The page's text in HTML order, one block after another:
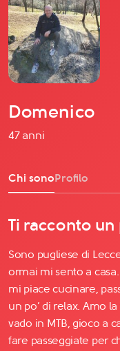
Instagram
TikTok
Domenico
47 anni
Chi sonoProfilo
Ti racconto un
Sono pugliese di
ormai mi sento a
mi piace cucinare,
un po’ di relax. Amo
vado in MTB, gioco a
fare passeggiate per